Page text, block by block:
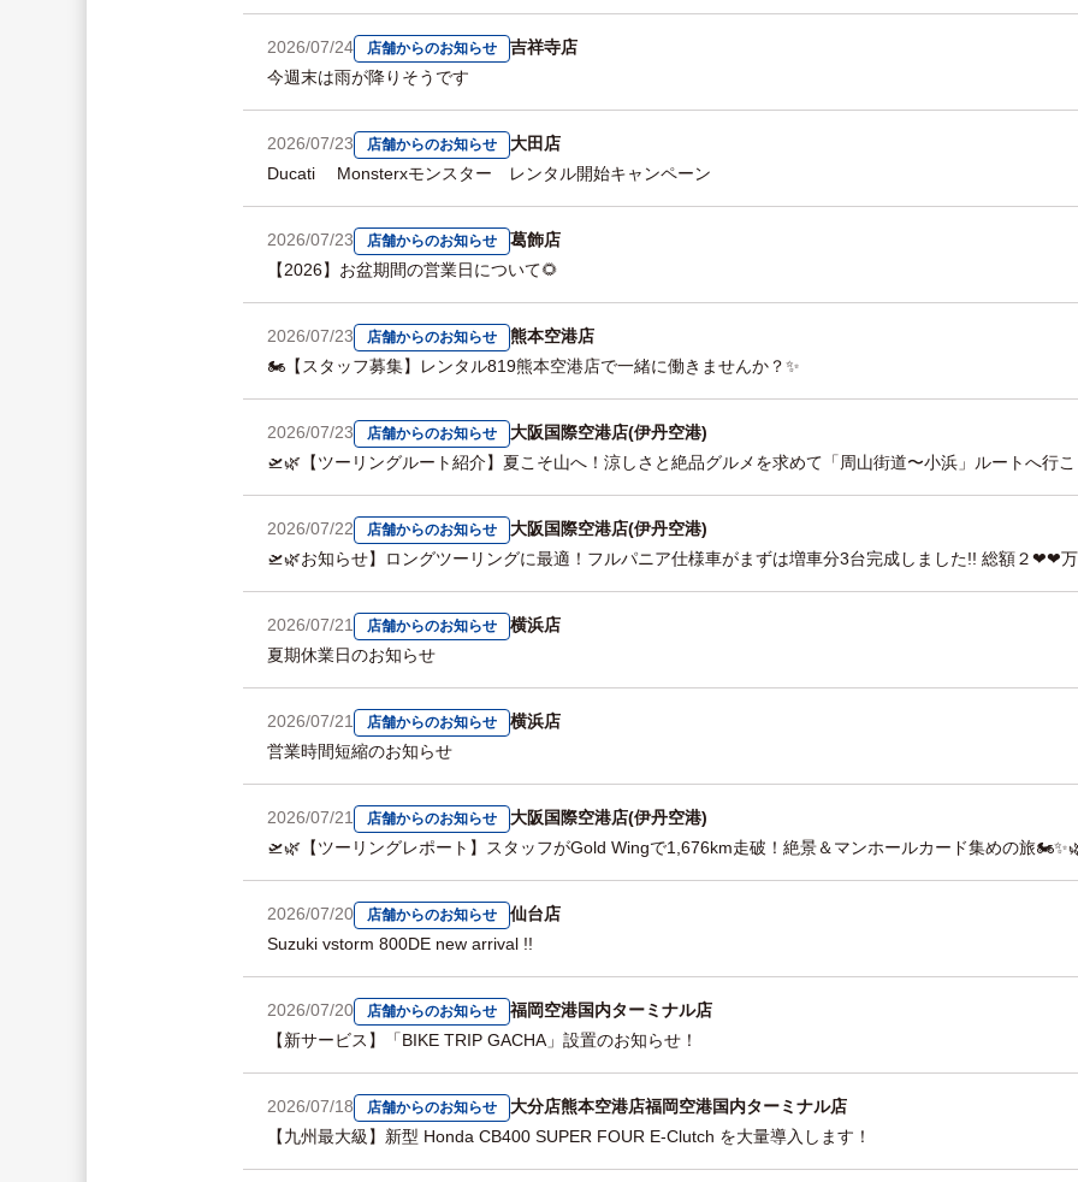
2026/07/24 店舗からのお知らせ
吉祥寺店
今週末は雨が降りそうです
2026/07/23 店舗からのお知らせ
大田店
Ducati Monsterxモンスター レンタル開始キャンペーン
2026/07/23 店舗からのお知らせ
葛飾店
【2026】お盆期間の営業日について🌻
2026/07/23 店舗からのお知らせ
熊本空港店
🏍️【スタッフ募集】レンタル819熊本空港店で一緒に働きませんか？✨
2026/07/23 店舗からのお知らせ
大阪国際空港店(伊丹空港)
🛫🌿【ツーリングルート紹介】夏こそ山へ！涼しさと絶品グルメを求めて「周山街道〜小浜」ルートへ行
2026/07/22 店舗からのお知らせ
大阪国際空港店(伊丹空港)
🛫🌿お知らせ】ロングツーリングに最適！フルパニア仕様車がまずは増車分3台完成しました!! 総額２❤❤
2026/07/21 店舗からのお知らせ
横浜店
夏期休業日のお知らせ
2026/07/21 店舗からのお知らせ
横浜店
営業時間短縮のお知らせ
2026/07/21 店舗からのお知らせ
大阪国際空港店(伊丹空港)
🛫🌿【ツーリングレポート】スタッフがGold Wingで1,676km走破！絶景＆マンホールカード集めの旅
2026/07/20 店舗からのお知らせ
仙台店
Suzuki vstorm 800DE new arrival !!
2026/07/20 店舗からのお知らせ
福岡空港国内ターミナル店
【新サービス】「BIKE TRIP GACHA」設置のお知らせ！
2026/07/18 店舗からのお知らせ 大分店熊本空港店福岡空港国内ターミナル店
【九州最大級】新型 Honda CB400 SUPER FOUR E-Clutch を大量導入します！